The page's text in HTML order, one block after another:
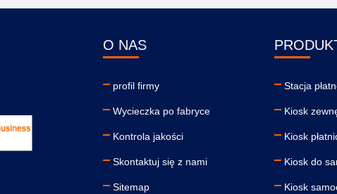
O NAS
profil firmy
Wycieczka po fabryce
Kontrola jakości
Skontaktuj się z nami
Sitemap
Stacja
Kiosk
Kiosk
Kiosk do
Kiosk